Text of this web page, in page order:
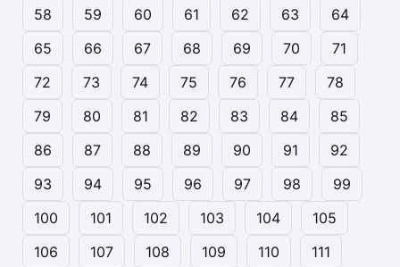
58
59 60 61 62 63
64
65
66 67 68 69 70
71
72
73 74 75 76 77
78
79
80 81 82 83 84
85
86
87 88 89 90 91
92
93
94 95 96 97 98
99
100
101 102 103 104
105
106
107 108 109 110
111